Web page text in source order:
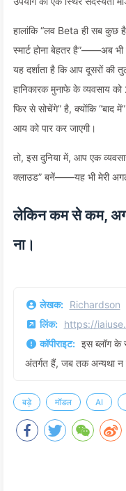
हालांकि “लव Beta ही सब
स्मार्ट होना बेहतर है”——अब भी
यह दर्शाता है कि आप दूसरों
हानिकारक मुनाफे के व्यवसाय
फिर से सोचेंगे” है, क्योंकि “बाद
आय को पार कर जाएगी।
तो, इस दुनिया में, आप एक
क्लाउड” बनें——यह भी मेरी अगली
लेकिन कम से कम,
ना।
लेखक: Richardson
लिंक: https://
कॉपीराइट: इस ब्लॉग के
अंतर्गत हैं, जब तक अन्यथा न
बड़े मॉडल AI